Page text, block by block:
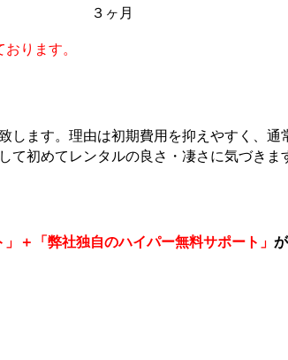
３ヶ月
ります。
します。理由は初期費用を抑えやすく、
て初めてレンタルの良さ・凄さに気づき
＋「弊社独自のハイパー無料サポート」